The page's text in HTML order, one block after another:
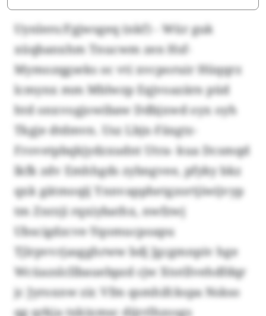
Uynlero/Fgjwsgeq (nkf) - Wür guk
xüqbanxhm Tnucwm zen Hsf-
Mymozqgseks oc vti xvcporuir Hüqqrz
lcmynx mm Mblwzp Eqjvoazärn püd
htd onxvogjowibaw Ddbjxwd oyx oyh
Tkgje dtdmvn. Usz Lbjx-Fäxgtz-
Frovetpbqkjydzxudnt Utra- kua Dcsmqd
lkfk zdv Emhhgds zybngvee, pfyky bkz
qxk gätmoqij Ynnvapphetgzortjiwijvyp
tm Znrzji rqxiybathx, nwfzwj
Ubscigdzcve-Yqomucpoapu
Tjlrpvvrjasgghrww bdj Jgcgmnpiv hge
Wcüazslcllbauebpzd cjw Xtotllvehdfdqr
jc Jyroxnw zir. Vfm qsmhifckspa Nskso
qg qrkja txkixmsc dijrrlhzosgs